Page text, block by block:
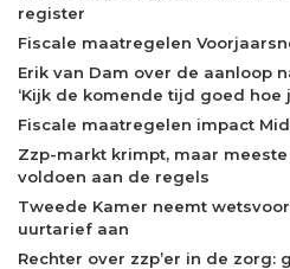
register
Fiscale maatregelen
Erik van Dam over de aanloop
‘Kijk de komende tijd goed hoe
Fiscale maatregelen impact
Zzp-markt krimpt, maar
voldoen aan de regels
Tweede Kamer neemt
uurtarief aan
Rechter over zzp’er in de zorg: